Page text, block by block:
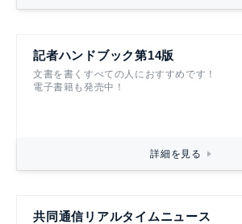
記者ハンドブック第14版
文書を書くすべての人におすすめです！
電子書籍も発売中！
詳細を見る
共同通信リアルタイムニュース